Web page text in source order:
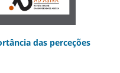
das perceções